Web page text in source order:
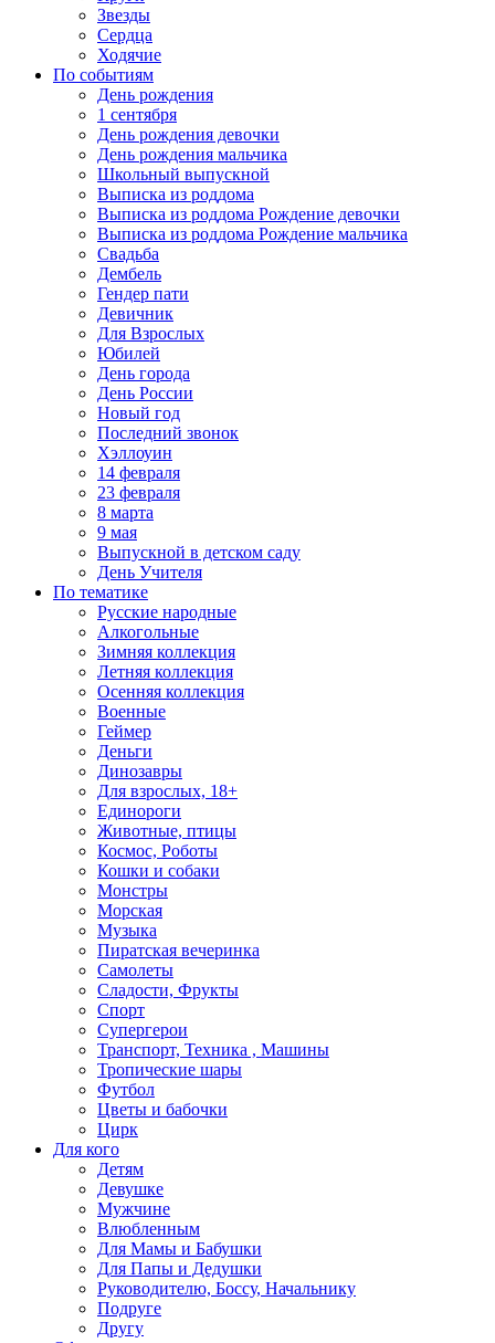
Звезды
Сердца
Ходячие
По событиям
День рождения
1 сентября
День рождения девочки
День рождения мальчика
Школьный выпускной
Выписка из роддома
Выписка из роддома Рождение девочки
Выписка из роддома Рождение мальчика
Свадьба
Дембель
Гендер пати
Девичник
Для Взрослых
Юбилей
День города
День России
Новый год
Последний звонок
Хэллоуин
14 февраля
23 февраля
8 марта
9 мая
Выпускной в детском саду
День Учителя
По тематике
Русские народные
Алкогольные
Зимняя коллекция
Летняя коллекция
Осенняя коллекция
Военные
Геймер
Деньги
Динозавры
Для взрослых, 18+
Единороги
Животные, птицы
Космос, Роботы
Кошки и собаки
Монстры
Морская
Музыка
Пиратская вечеринка
Самолеты
Сладости, Фрукты
Спорт
Супергерои
Транспорт, Техника , Машины
Тропические шары
Футбол
Цветы и бабочки
Цирк
Для кого
Детям
Девушке
Мужчине
Влюбленным
Для Мамы и Бабушки
Для Папы и Дедушки
Руководителю, Боссу, Начальнику
Подруге
Другу